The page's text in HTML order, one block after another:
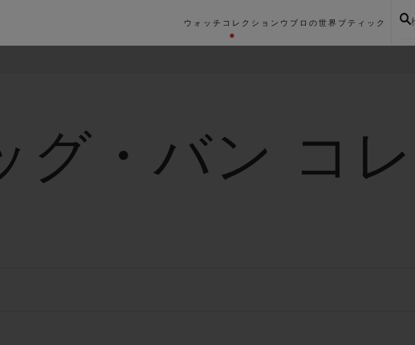
ウォッチコレクション ウブロの世界 ブティック
グ・バン コ